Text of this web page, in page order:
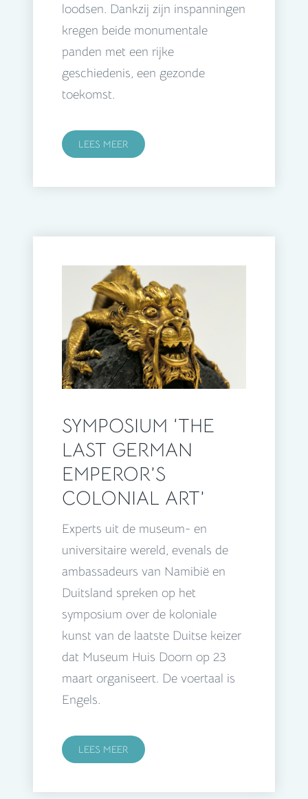
loodsen. Dankzij zijn inspanningen
kregen beide monumentale
panden met een rijke
geschiedenis, een gezonde
toekomst.
LEES MEER
SYMPOSIUM ‘THE
LAST GERMAN
EMPEROR’S
COLONIAL ART’
Experts uit de museum- en
universitaire wereld, evenals de
ambassadeurs van Namibië en
Duitsland spreken op het
symposium over de koloniale
kunst van de laatste Duitse keizer
dat Museum Huis Doorn op 23
maart organiseert. De voertaal is
Engels.
LEES MEER